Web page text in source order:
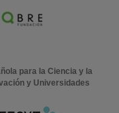
para la Ciencia y la
y Universidades